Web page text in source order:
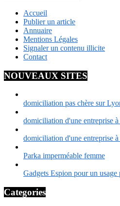
Accueil
Publier un article
Annuaire
Mentions Légales
Signaler un contenu illicite
Contact
NOUVEAUX SITES
domiciliation pas chère sur
domiciliation d'une entreprise à
domiciliation d'une entreprise
Parka imperméable femme
Gadgets Espion pour un usage
Categories